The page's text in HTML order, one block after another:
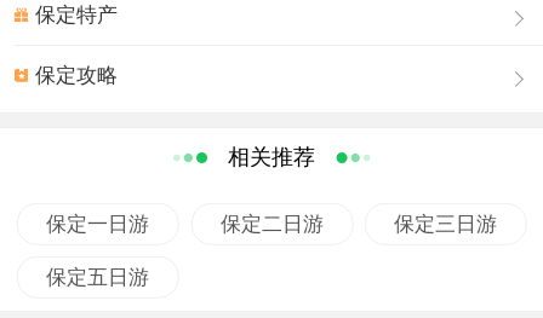
白石山海拔高，坡度陡，悬崖绝壁，最高峰海拔2096米，
新类型。峰林造型独特，千姿百态。夏季，山中多云雾，
样性中心区之一。不少专家认为白石山是一个集“黄山之
而且水美，以高山、峡谷、溪流、瀑布景观为主的十瀑峡
保定特产
保定攻略
相关推荐
保定一日游 保定二日游 保定三日游
保定五日游